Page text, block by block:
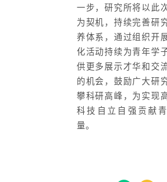
一步，研究所将以此
为契机，持续完善研
养体系，通过组织开
化活动持续为青年学
供更多展示才华和交
的机会，鼓励广大研
攀科研高峰，为实现
科技自立自强贡献
量。